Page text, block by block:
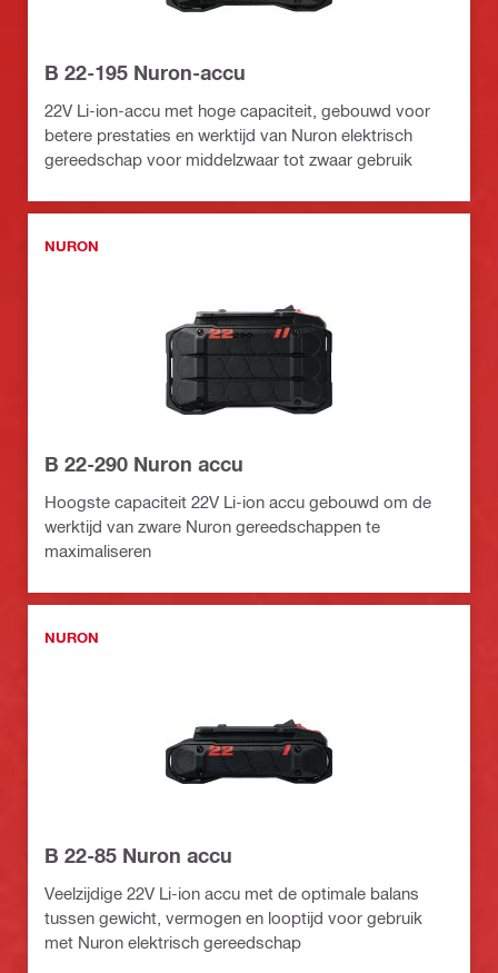
B 22-195 Nuron-accu
22V Li-ion-accu met hoge capaciteit, gebouwd voor
betere prestaties en werktijd van Nuron elektrisch
gereedschap voor middelzwaar tot zwaar gebruik
NURON
B 22-290 Nuron accu
Hoogste capaciteit 22V Li-ion accu gebouwd om de
werktijd van zware Nuron gereedschappen te
maximaliseren
NURON
B 22-85 Nuron accu
Veelzijdige 22V Li-ion accu met de optimale balans
tussen gewicht, vermogen en looptijd voor gebruik
met Nuron elektrisch gereedschap